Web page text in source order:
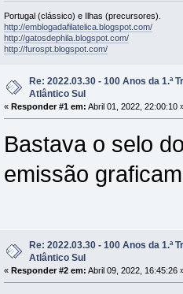
Portugal (clássico) e Ilhas (precursores).
http://emblogadafilatelica.blogspot.com/
http://gatosdephila.blogspot.com/
http://furospt.blogspot.com/
Re: 2022.03.30 - 100 Anos da 1.ª
Atlântico Sul
« Responder #1 em: Abril 01, 2022, 22:00:10
Bastava o selo
emissão
Re: 2022.03.30 - 100 Anos da 1.ª
Atlântico Sul
« Responder #2 em: Abril 09, 2022, 16:45:26